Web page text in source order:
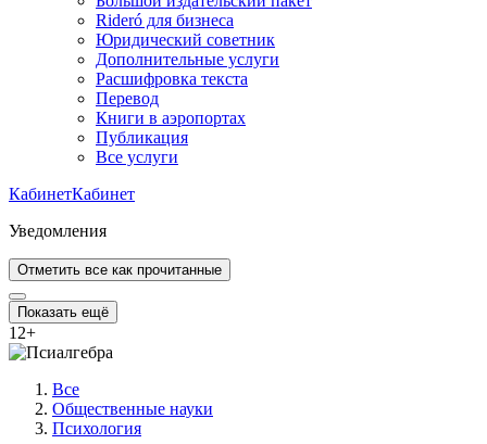
Rideró для бизнеса
Юридический советник
Дополнительные услуги
Расшифровка текста
Перевод
Книги в аэропортах
Публикация
Все услуги
КабинетКабинет
Уведомления
Отметить все как прочитанные
Показать ещё
12+
Все
Общественные науки
Психология